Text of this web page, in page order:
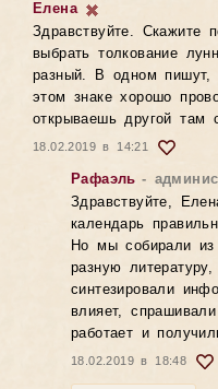
Елена
Здравствуйте. Скажите
выбрать толкование
разный. В одном
этом знаке хорошо
открываешь другой там
18.02.2019 в 14:21
Рафаэль -
Здравствуйте,
календарь
Но мы собирали из
разную
синтезировали
влияет,
работает и
18.02.2019 в 18:48